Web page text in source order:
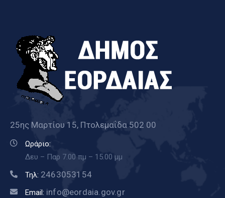
25ης Μαρτίου 15, Πτολεμαΐδα 502 00
Ωράριο:
Δευ – Παρ 7.00 πμ – 15.00 μμ
Τηλ: 2463053154
Email: info@eordaia.gov.gr